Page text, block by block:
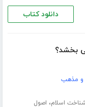
دانلود کتاب
بخشد؟
و مذهب
اسلام، اصول